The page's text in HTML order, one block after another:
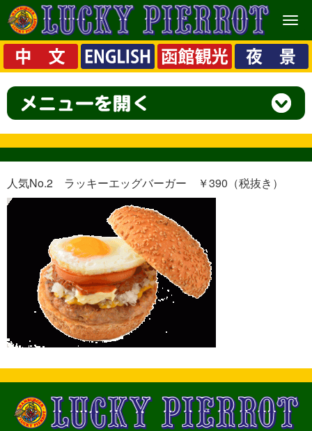
メ
ニ
ュ
ー
人気No.2 ラッキーエッグバーガー ￥390（税抜き）